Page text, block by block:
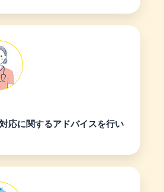
応に関するアドバイスを行い